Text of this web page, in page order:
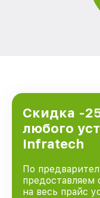
Скидка -
любого
Infratech
По
предоставляем
на весь прайс